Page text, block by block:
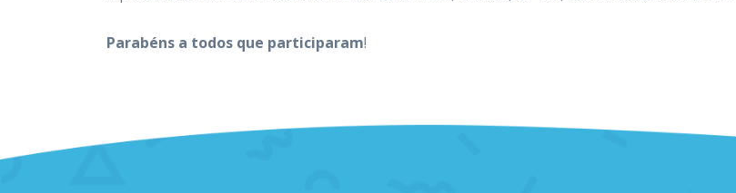
Parabéns a todos que participaram!